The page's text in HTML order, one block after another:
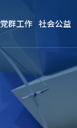
党群工作 社会公益